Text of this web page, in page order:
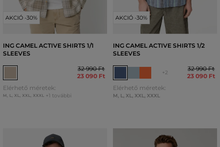
AKCIÓ -30%
ING CAMEL ACTIVE SHIRTS 1/1
SLEEVES
32 990 Ft
23 090 Ft
Elérhető méretek:
M, L, XL, XXL, XXXL +1 további
AKCIÓ -30%
ING CAMEL ACTIVE SHIRTS 1/2
SLEEVES
+2
32 990 Ft
23 090 Ft
Elérhető méretek:
M, L, XL, XXL, XXXL